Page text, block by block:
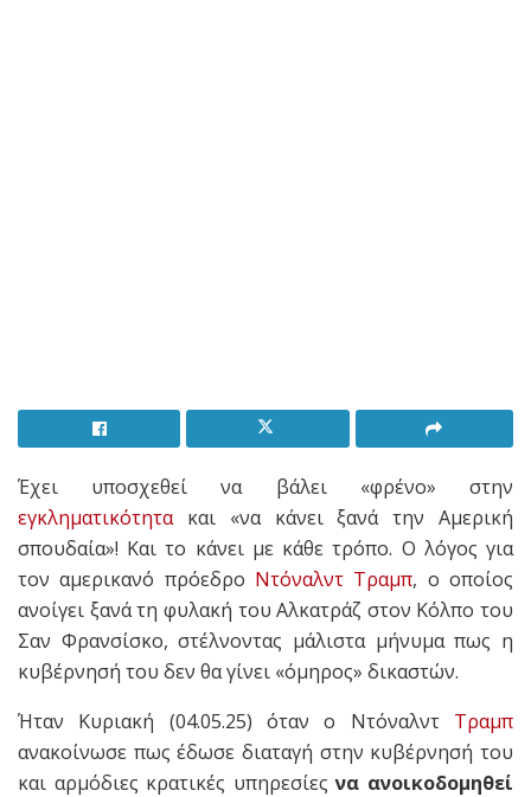
Έχει υποσχεθεί να βάλει «φρένο» στην
εγκληματικότητακαι «να κάνει ξανά την Αμερική
σπουδαία»! Και το κάνει με κάθε τρόπο. Ο λόγος για
τον αμερικανό πρόεδρο Ντόναλντ Τραμπ, ο οποίος
ανοίγει ξανά τη φυλακή του Αλκατράζ στον Κόλπο του
Σαν Φρανσίσκο, στέλνοντας μάλιστα μήνυμα πως η
κυβέρνησή του δεν θα γίνει «όμηρος» δικαστών.
Ήταν Κυριακή (04.05.25) όταν ο Ντόναλντ Τραμπ
ανακοίνωσε πως έδωσε διαταγή στην κυβέρνησή του
και αρμόδιες κρατικές υπηρεσίεςνα ανοικοδομηθεί